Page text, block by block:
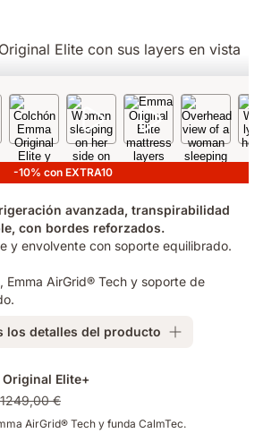
-10% con EXTRA10
avanzada, transpirabilidad
con bordes reforzados.
y envolvente con soporte equilibrado.
Emma AirGrid® Tech y soporte de
los detalles del producto
Elite+
1249,00 €
AirGrid® Tech y funda CalmTec.